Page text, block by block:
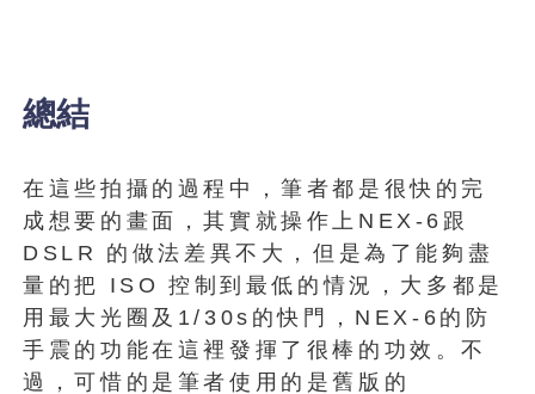
總結
在這些拍攝的過程中，筆者都是很快的完
成想要的畫面，其實就操作上NEX-6跟
DSLR
的做法差異不大，但是為了能夠盡
量的把
ISO
控制到最低的情況，大多都是
用最大光圈及1/30s的快門，NEX-6的防
手震的功能在這裡發揮了很棒的功效。不
過，可惜的是筆者使用的是舊版的